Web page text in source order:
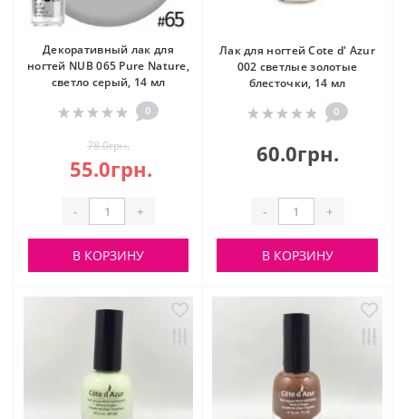
Декоративный лак для
ногтей NUB 065 Pure Nature,
светло серый, 14 мл
0
78.0грн.
55.0грн.
- +
В КОРЗИНУ
Лак для ногтей Cote d' Azur
002 светлые золотые
блесточки, 14 мл
0
60.0грн.
- +
В КОРЗИНУ